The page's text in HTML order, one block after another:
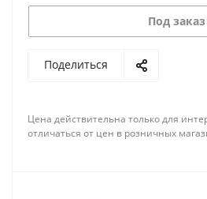
Под заказ
Поделиться
Цена действительна только для
отличаться от цен в розничных